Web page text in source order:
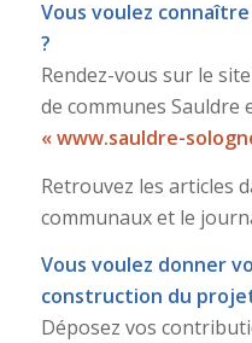
Vous voulez
?
Rendez-vous sur le
de communes Sauldre
« www.sauldre-
Retrouvez les articles
communaux et le
Vous voulez donner
construction du
Déposez vos